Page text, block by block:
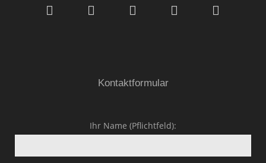
GmbH & Co.KG
Kontaktformular
Ihr Name (Pflichtfeld):